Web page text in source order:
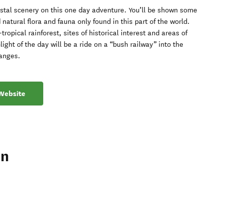
scenery on this one day adventure. You’ll be shown some
flora and fauna only found in this part of the world.
rainforest, sites of historical interest and areas of
of the day will be a ride on a “bush railway” into the